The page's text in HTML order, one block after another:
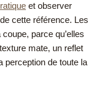
et observer
cette référence. Les
parce qu’elles
mate, un reflet
perception de toute la